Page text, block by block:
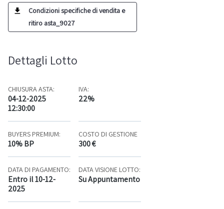
Condizioni specifiche di vendita e
ritiro asta_9027
Dettagli Lotto
CHIUSURA ASTA:
04-12-2025
12:30:00
IVA:
22%
BUYERS PREMIUM:
10% BP
COSTO DI GESTIONE
300 €
DATA DI PAGAMENTO:
Entro il 10-12-
2025
DATA VISIONE LOTTO:
Su Appuntamento